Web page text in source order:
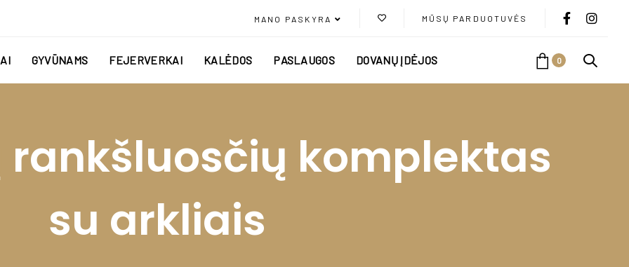
MANO PASKYRA MŪSŲ PARDUOTUVĖS
GYVŪNAMS FEJERVERKAI KALĖDOS PASLAUGOS DOVANŲ ĮDĖJOS 0
rankšluosčių komplektas
su arkliais